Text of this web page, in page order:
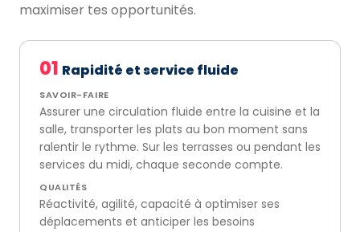
maximiser tes opportunités.
01 Rapidité et service fluide
SAVOIR-FAIRE
Assurer une circulation fluide entre la cuisine et la
salle, transporter les plats au bon moment sans
ralentir le rythme. Sur les terrasses ou pendant les
services du midi, chaque seconde compte.
QUALITÉS
Réactivité, agilité, capacité à optimiser ses
déplacements et anticiper les besoins